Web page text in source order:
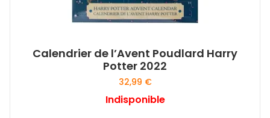
Calendrier de l’Avent Poudlard Harry
Potter 2022
32,99 €
Indisponible